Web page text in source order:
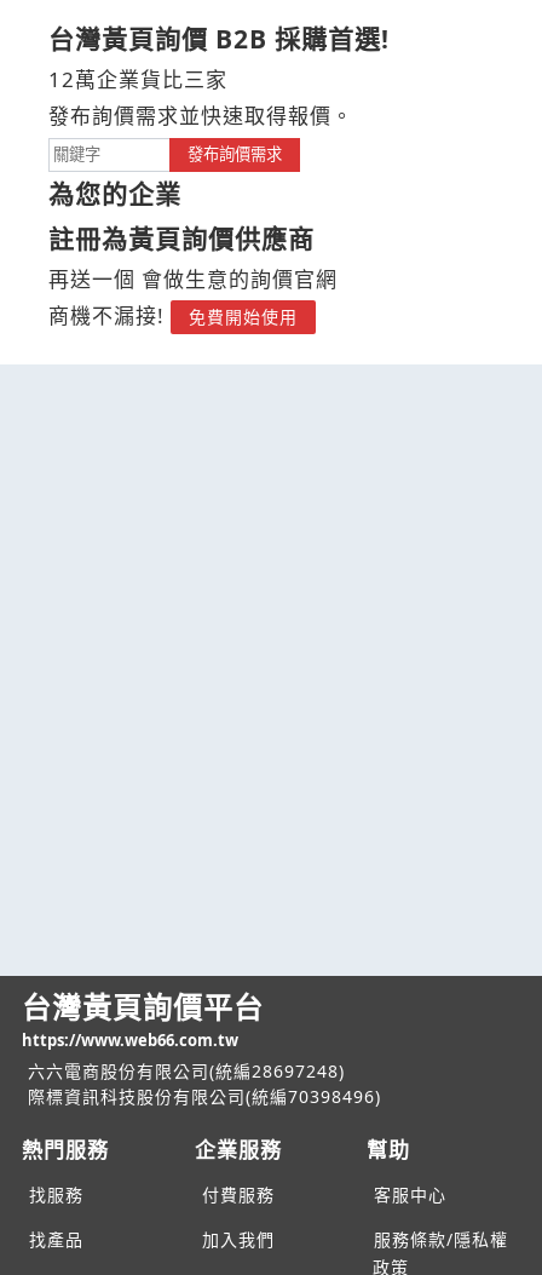
台灣黃頁詢價 B2B 採購首選!
12萬企業貨比三家
發布詢價需求並快速取得報價。
發布詢價需求
為您的企業
註冊為黃頁詢價供應商
再送一個 會做生意的詢價官網
商機不漏接!
免費開始使用
台灣黃頁詢價平台
https://www.web66.com.tw
六六電商股份有限公司(統編28697248)
際標資訊科技股份有限公司(統編70398496)
熱門服務
找服務
找產品
企業服務
付費服務
加入我們
幫助
客服中心
服務條款/隱私權
政策